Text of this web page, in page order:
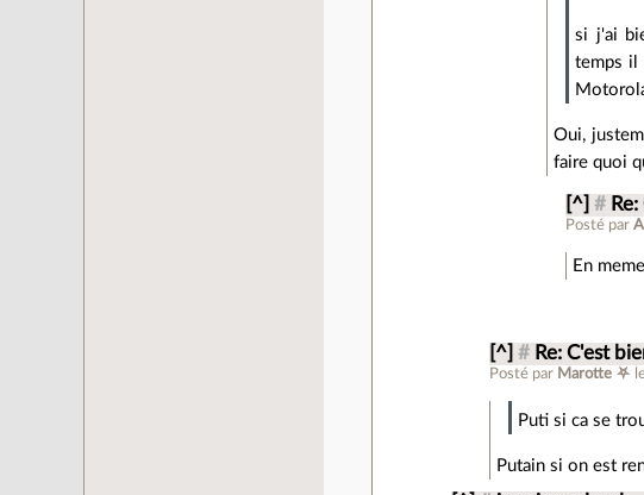
si j'ai
temps il
Oui,
faire quoi
[^] #
Posté par
En
[^] # Re: C'est
Posté par Marotte ⛧
Puti si ca se
Putain si on est